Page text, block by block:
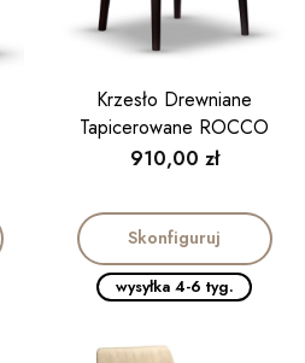
Krzesło Drewniane
Tapicerowane ROCCO
Cena
910,00 zł
Skonfiguruj
wysyłka 4-6 tyg.